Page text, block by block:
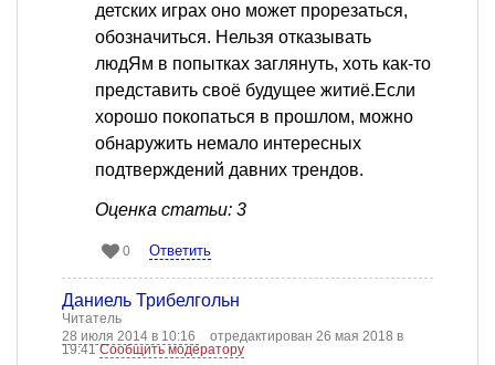
детских играх оно может прорезаться,
обозначиться. Нельзя отказывать
людЯм в попытках заглянуть, хоть как-то
представить своё будущее житиё.Если
хорошо покопаться в прошлом, можно
обнаружить немало интересных
подтверждений давних трендов.
Оценка статьи: 3
0 Ответить
Даниель Трибелгольн
Читатель
28 июля 2014 в 10:16
отредактирован 26 мая 2018 в
19:41Сообщить модератору